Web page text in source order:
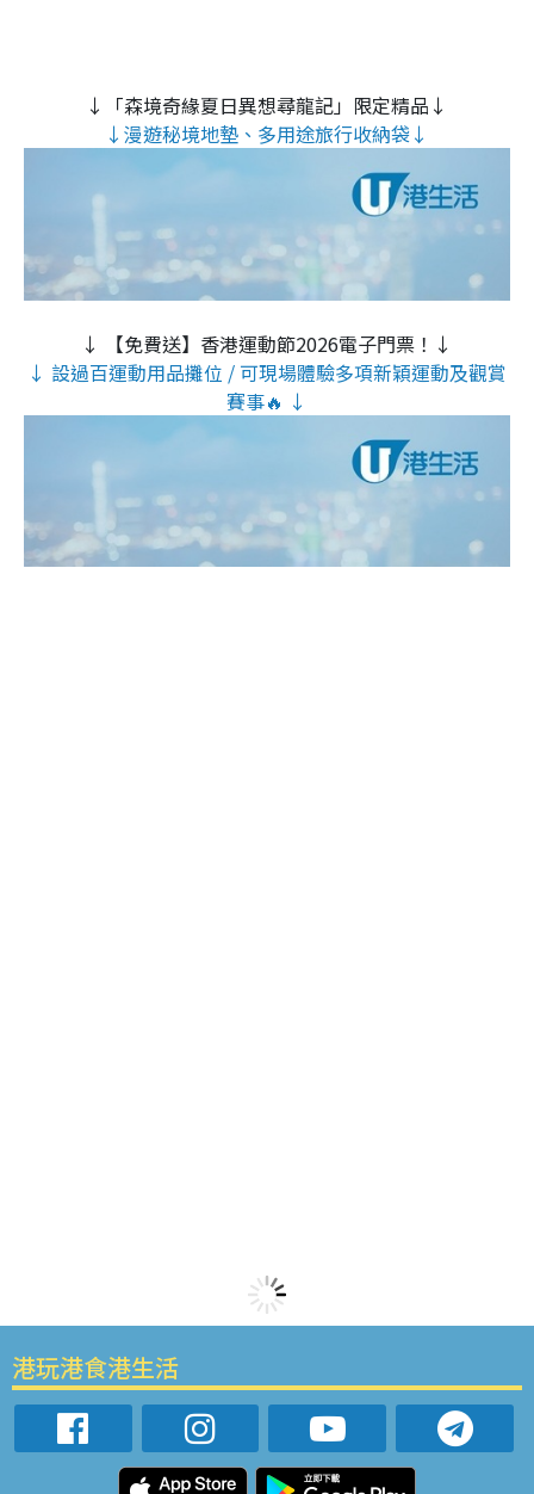
↓「森境奇緣夏日異想尋龍記」限定精品↓
↓漫遊秘境地墊、多用途旅行收納袋↓
↓ 【免費送】香港運動節2026電子門票！↓
↓ 設過百運動用品攤位 / 可現場體驗多項新穎運動及觀賞
賽事🔥 ↓
港玩港食港生活